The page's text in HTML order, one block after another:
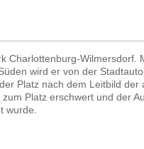
Charlottenburg-
wird er von der
Platz nach dem Leitbild
Platz erschwert und der
wurde.